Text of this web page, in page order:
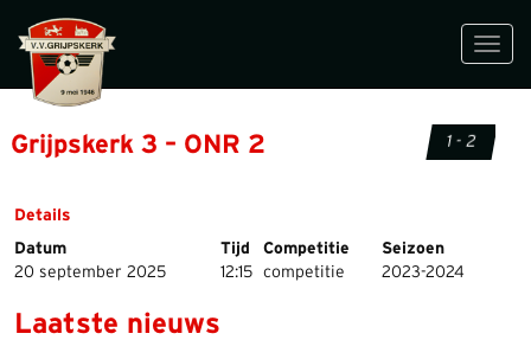
Grijpskerk 3 – ONR 2 1 - 2
Details
Datum
Tijd Competitie
Seizoen
20 september 2025
12:15 competitie 2023-2024
Laatste nieuws